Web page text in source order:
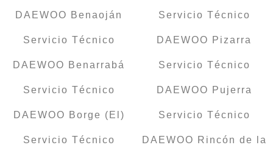
DAEWOO Benaoján
Servicio Técnico
DAEWOO Benarrabá
Servicio Técnico
DAEWOO Borge (El)
Servicio Técnico
Servicio Técnico
DAEWOO Pizarra
Servicio Técnico
DAEWOO Pujerra
Servicio Técnico
DAEWOO Rincón de la